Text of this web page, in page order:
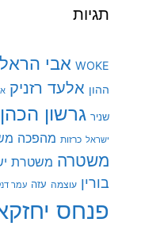
תגיות
WOKE אבי הראל
ההון אלעד רזניק
שניר גרשון הכהן
ישראל כרזות מהפכה
משטרה משטרת
בורין עוצמה עזה עמר
פנחס